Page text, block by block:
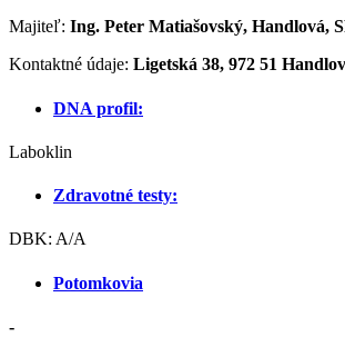
Majiteľ: Ing. Peter Matiašovský, Handlová,
Kontaktné údaje: Ligetská 38, 972 51
DNA profil:
Laboklin
Zdravotné testy:
DBK: A/A
Potomkovia
-